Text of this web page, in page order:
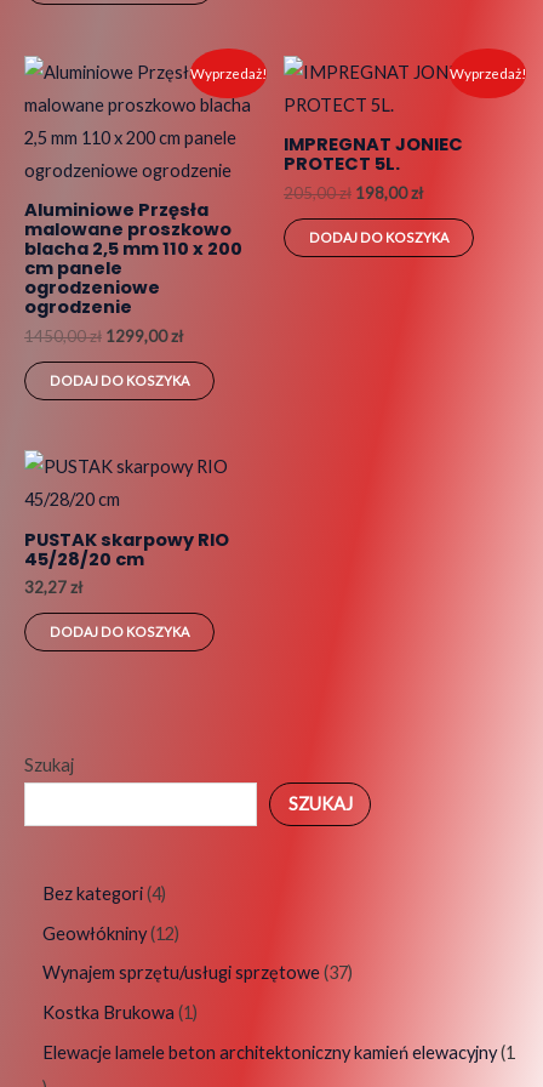
Wyprzedaż!
Aluminiowe Przęsła
malowane proszkowo
blacha 2,5 mm 110 x 200
cm panele
ogrodzeniowe
ogrodzenie
1450,00zł
Pierwotna
cena
wynosiła:
1299,00zł
Aktualna
cena
wynosi:
DODAJ DO KOSZYKA
Wyprzedaż!
IMPREGNAT JONIEC
PROTECT 5L.
205,00zł
Pierwotna
cena
wynosiła:
198,00zł
Aktualna
cena
DODAJ DO KOSZYKA
PUSTAK skarpowy RIO
45/28/20 cm
32,27zł
DODAJ DO KOSZYKA
Szukaj
SZUKAJ
Bez kategori 4
Geowłókniny 12
Wynajem sprzętu/usługi sprzętowe 37
Kostka Brukowa 1
Elewacje lamele beton architektoniczny kamień elewacyjny 1